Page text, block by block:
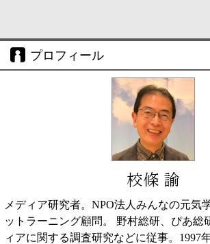
プロフィール
校條 諭
メディア研究者。NPO法人みんなの元気
ットラーニング顧問。 野村総研、ぴあ総
ィアに関する調査研究などに従事。1997